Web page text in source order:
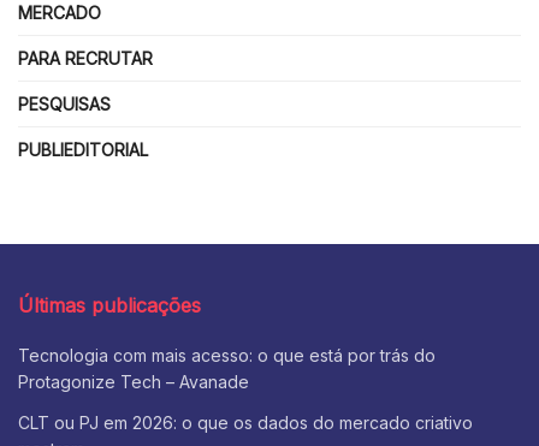
MERCADO
PARA RECRUTAR
PESQUISAS
PUBLIEDITORIAL
Últimas publicações
Tecnologia com mais acesso: o que está por trás do
Protagonize Tech – Avanade
CLT ou PJ em 2026: o que os dados do mercado criativo